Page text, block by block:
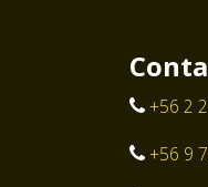
+56 2
+56 9